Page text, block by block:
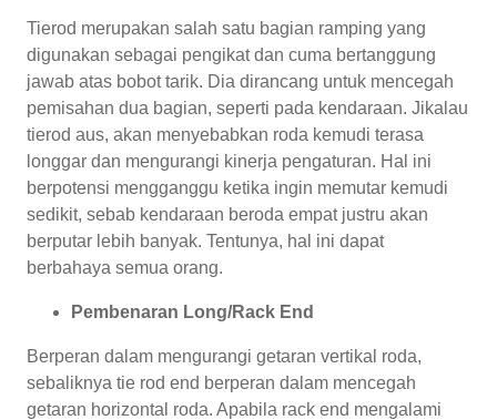
Tierod merupakan salah satu bagian ramping yang
digunakan sebagai pengikat dan cuma bertanggung
jawab atas bobot tarik. Dia dirancang untuk mencegah
pemisahan dua bagian, seperti pada kendaraan. Jikalau
tierod aus, akan menyebabkan roda kemudi terasa
longgar dan mengurangi kinerja pengaturan. Hal ini
berpotensi mengganggu ketika ingin memutar kemudi
sedikit, sebab kendaraan beroda empat justru akan
berputar lebih banyak. Tentunya, hal ini dapat
berbahaya semua orang.
Pembenaran Long/Rack End
Berperan dalam mengurangi getaran vertikal roda,
sebaliknya tie rod end berperan dalam mencegah
getaran horizontal roda. Apabila rack end mengalami